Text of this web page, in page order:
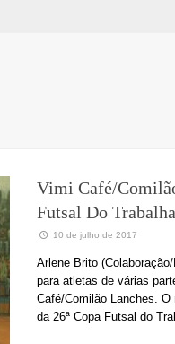
Vimi Café/
Futsal Do
10 de julho de 2017
Arlene Brito
para atletas de várias
Café/Comilão Lanches.
da 26ª Copa Futsal do